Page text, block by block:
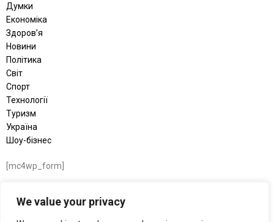
We value your privacy
Думки
Економіка
Здоров’я
Новини
Політика
Світ
Спорт
Технології
Туризм
Україна
Шоу-бізнес
[mc4wp_form]
© 2026 BRIEF NEWS — медіа швидких новин. БРІФ – подаємо новини
коротко, швидко і по суті: без зайвого шуму, лише факти, цифри та ключові